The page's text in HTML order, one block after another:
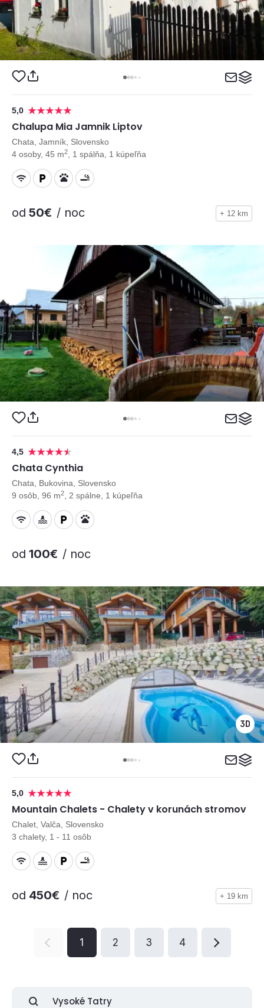
5,0
Chalupa Mia Jamnik Liptov
Chata, Jamník, Slovensko
4 osoby, 45 m2 , 1 spálňa, 1 kúpeľňa
od 50€ / noc + 12 km
4,5
Chata Cynthia
Chata, Bukovina, Slovensko
9 osôb, 96 m2 , 2 spálne, 1 kúpeľňa
od 100€ / noc
5,0
Mountain Chalets - Chalety v korunách stromov
Chalet, Valča, Slovensko
3 chalety, 1 - 11 osôb
od 450€ / noc + 19 km
1 2 3 4
Vysoké Tatry